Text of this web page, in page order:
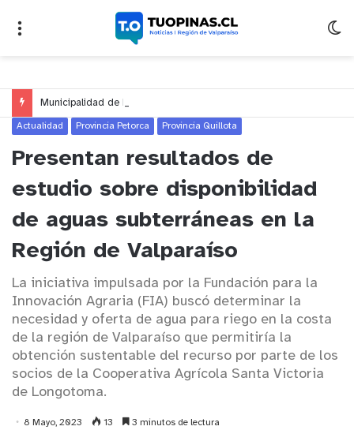
Actualidad Provincia Petorca Provincia Quillota
Presentan resultados de
estudio sobre disponibilidad
de aguas subterráneas en la
Región de Valparaíso
La iniciativa impulsada por la Fundación para la
Innovación Agraria (FIA) buscó determinar la
necesidad y oferta de agua para riego en la costa
de la región de Valparaíso que permitiría la
obtención sustentable del recurso por parte de los
socios de la Cooperativa Agrícola Santa Victoria
de Longotoma.
8 Mayo, 2023 13 3 minutos de lectura